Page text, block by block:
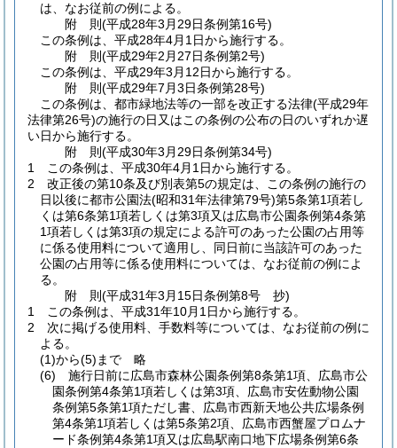
は、なお従前の例による。
附 則(平成28年3月29日条例第16号)
この条例は、平成28年4月1日から施行する。
附 則(平成29年2月27日条例第2号)
この条例は、平成29年3月12日から施行する。
附 則(平成29年7月3日条例第28号)
この条例は、都市緑地法等の一部を改正する法律(平成29年
法律第26号)の施行の日又はこの条例の公布の日のいずれか遅
い日から施行する。
附 則(平成30年3月29日条例第34号)
1
この条例は、平成30年4月1日から施行する。
2
改正後の第10条及び別表第5の規定は、この条例の施行の
日以後に都市公園法(昭和31年法律第79号)第5条第1項若し
くは第6条第1項若しくは第3項又は広島市公園条例第4条第
1項若しくは第3項の規定による許可のあった公園の占用等
に係る使用料について適用し、同日前に当該許可のあった
公園の占用等に係る使用料については、なお従前の例によ
る。
附 則(平成31年3月15日条例第8号 抄)
1
この条例は、平成31年10月1日から施行する。
2
次に掲げる使用料、手数料等については、なお従前の例に
よる。
(1)から(5)まで
略
(6)
施行日前に広島市森林公園条例第8条第1項、広島市公
園条例第4条第1項若しくは第3項、広島市安佐動物公園
条例第5条第1項ただし書、広島市西新天地公共広場条例
第4条第1項若しくは第5条第2項、広島市西蟹屋プロムナ
ード条例第4条第1項又は広島駅南口地下広場条例第6条